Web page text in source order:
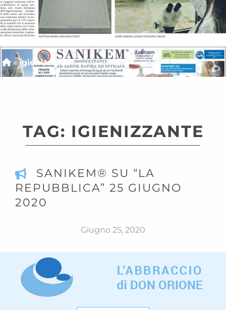
»igienizzante
TAG: IGIENIZZANTE
SANIKEM® SU “LA
REPUBBLICA” 25 GIUGNO
2020
Giugno 25, 2020